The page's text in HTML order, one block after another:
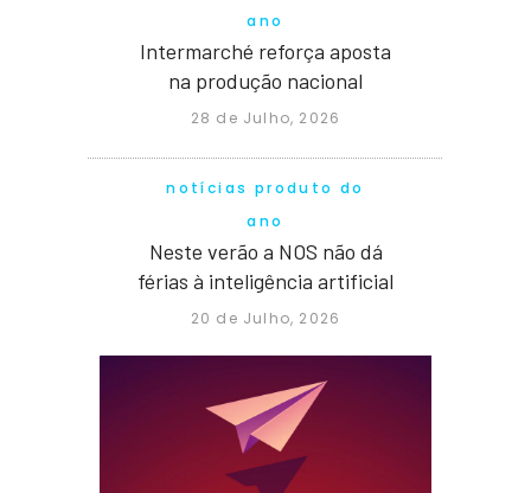
ano
Intermarché reforça aposta
na produção nacional
28 de Julho, 2026
notícias produto do
ano
Neste verão a NOS não dá
férias à inteligência artificial
20 de Julho, 2026